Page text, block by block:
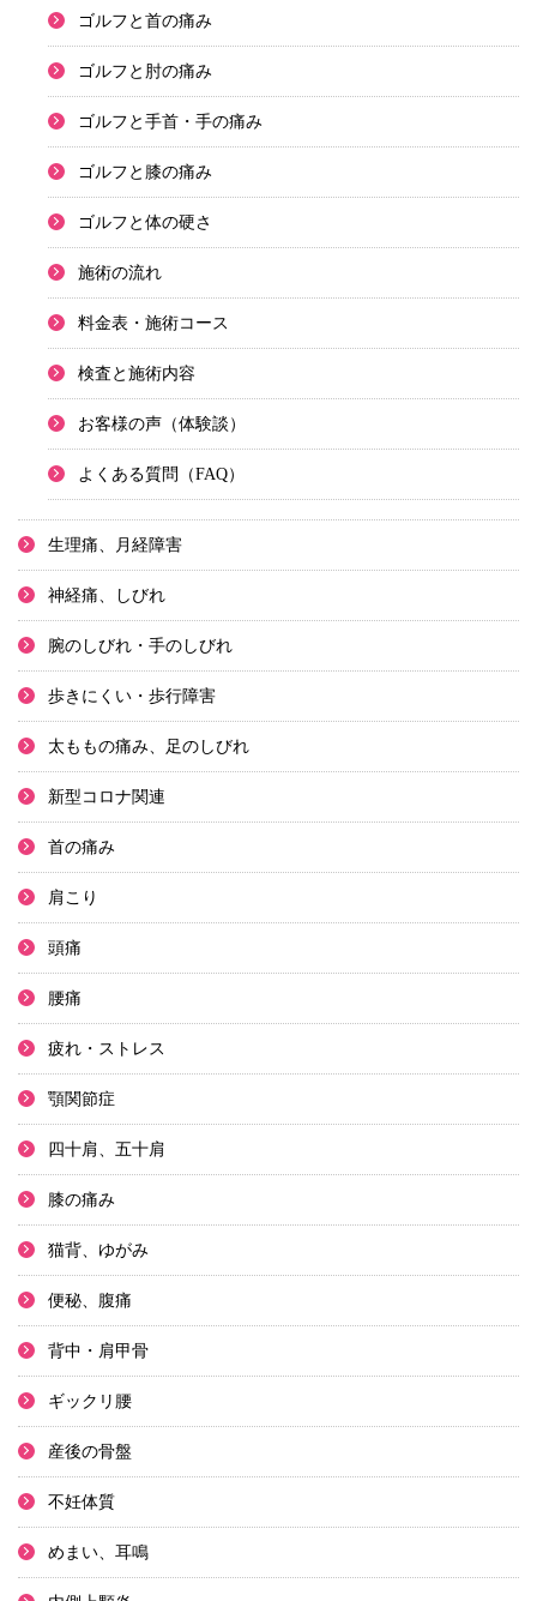
ゴルフと首の痛み
ゴルフと肘の痛み
ゴルフと手首・手の痛み
ゴルフと膝の痛み
ゴルフと体の硬さ
施術の流れ
料金表・施術コース
検査と施術内容
お客様の声（体験談）
よくある質問（FAQ）
生理痛、月経障害
神経痛、しびれ
腕のしびれ・手のしびれ
歩きにくい・歩行障害
太ももの痛み、足のしびれ
新型コロナ関連
首の痛み
肩こり
頭痛
腰痛
疲れ・ストレス
顎関節症
四十肩、五十肩
膝の痛み
猫背、ゆがみ
便秘、腹痛
背中・肩甲骨
ギックリ腰
産後の骨盤
不妊体質
めまい、耳鳴